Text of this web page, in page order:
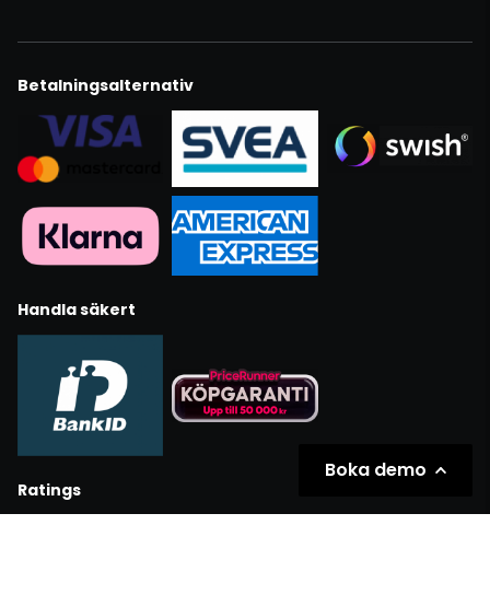
Betalningsalternativ
Handla säkert
Ratings
Boka demo